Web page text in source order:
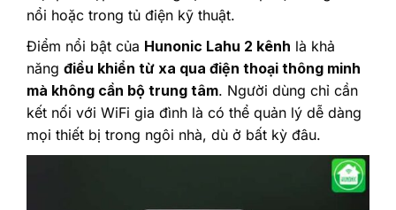
nổi hoặc trong tủ điện kỹ thuật.
Điểm nổi bật của Hunonic Lahu 2 kênh là khả
năng điều khiển từ xa qua điện thoại thông minh
mà không cần bộ trung tâm. Người dùng chỉ cần
kết nối với WiFi gia đình là có thể quản lý dễ dàng
mọi thiết bị trong ngôi nhà, dù ở bất kỳ đâu.